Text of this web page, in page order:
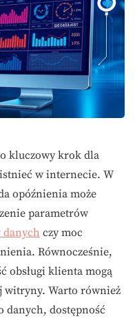
kluczowy krok dla
w internecie. W
opóźnienia może
parametrów
czy moc
Równocześnie,
obsługi klienta mogą
witryny. Warto również
danych, dostępność